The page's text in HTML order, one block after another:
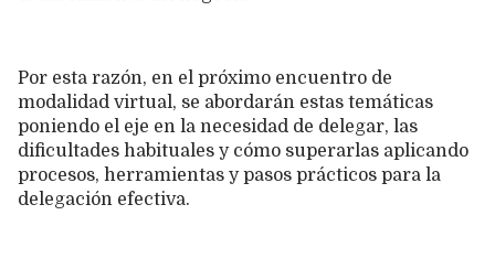
Por esta razón, en el próximo encuentro de
modalidad virtual, se abordarán estas temáticas
poniendo el eje en la necesidad de delegar, las
dificultades habituales y cómo superarlas aplicando
procesos, herramientas y pasos prácticos para la
delegación efectiva.